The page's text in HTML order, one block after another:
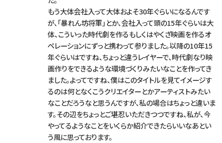
もう大体会社入って大体およそ30年ぐらいになるんです
が、「暴れん坊将軍」とか、会社入って頭の15年ぐらいは大
体、こういった時代劇を作るもしくはやくざ映画を作るオ
ペレーションにずっと携わって参りました。以降の10年15
年ぐらいはですね、ちょっと違うレイヤーで、時代劇なり映
画作りをできるような環境づくりみたいなことを作ってき
ました。よってですね、僕はこのタイトルを見てイメージす
るのは何となくこうクリエイターとかアーティストみたい
なことだろうなと思うんですが、私の場合はちょっと違いま
す。その辺をちょっとご堪忍いただきつつですね、私が、今
やってるようなことをいくらか紹介できたらいいなあとい
う風に思っております。